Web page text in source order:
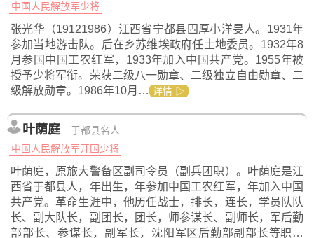
中国人民解放军少将
张光华（19121986）江西省宁都县固厚小洋旻人。1931年
参加当地游击队。后在乡苏维埃政府任土地委员。1932年8
月参国中国工农红军，1933年加入中国共产党。1955年被
授予少将军衔。荣获二级八一勋章、二级独立自由勋章、二
级解放勋章。1986年10月… 详情 ▷
叶荫庭
于都县名人
中国人民解放军开国少将
叶荫庭，原旅大警备区副司令员（副兵团职）。叶荫庭是江
西省于都县人，年出生，年参加中国工农红军，年加入中国
共产党。革命生涯中，他历任战士，排长，连长，学员队队
长、副大队长，副团长，团长，师参谋长、副师长，军后勤
部部长、参谋长，副军长，沈阳军区后勤部副部长等职…